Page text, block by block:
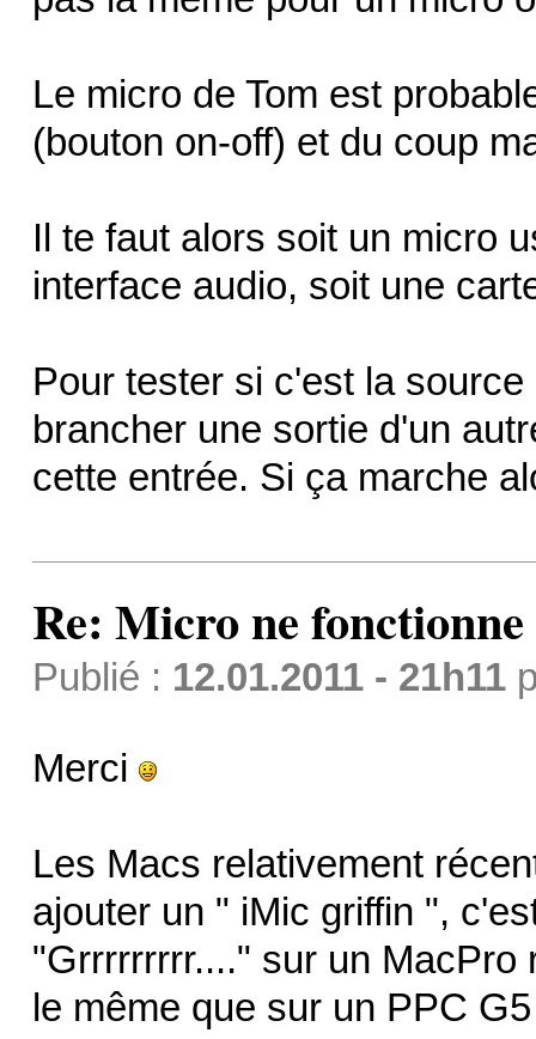
Le micro de Tom est
(bouton on-off) et du coup
Il te faut alors soit un micro
interface audio, soit une
Pour tester si c'est la
brancher une sortie d'un
cette entrée. Si ça marche
Re: Micro ne
Publié : 12.01.2011 - 21h11
Merci
Les Macs relativement
ajouter un " iMic griffin ",
"Grrrrrrrrr...." sur un MacPro
le même que sur un PPC G5